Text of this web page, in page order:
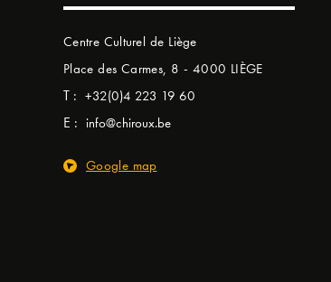
Centre Culturel de Liège
Place des Carmes, 8 - 4000 LIÈGE
T : +32(0)4 223 19 60
E : info@chiroux.be
Google map